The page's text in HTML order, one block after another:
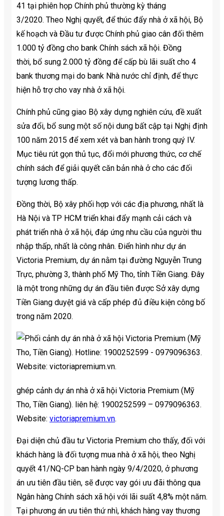
41 tại phiên họp Chính phủ thường kỳ tháng
3/2020. Theo Nghị quyết, để thúc đẩy nhà ở xã hội, Bộ
kế hoạch và Đầu tư được Chính phủ giao cân đối thêm
1.000 tỷ đồng cho bank Chính sách xã hội. Đồng
thời, bổ sung 2.000 tỷ đồng để cấp bù lãi suất cho 4
bank thương mại do bank Nhà nước chỉ định, để thực
hiện hỗ trợ cho vay nhà ở xã hội.
Chính phủ cũng giao Bộ xây dựng nghiên cứu, đề xuất
sửa đổi, bổ sung một số nội dung bất cập tại Nghị định
100 năm 2015 để xem xét và ban hành trong quý IV.
Mục tiêu rút gọn thủ tục, đổi mới phương thức, cơ chế
chính sách để giải quyết căn bản nhà ở cho các đối
tượng lương thấp.
Đồng thời, Bộ xây phối hợp với các địa phương, nhất là
Hà Nội và TP HCM triển khai đẩy mạnh cải cách và
phát triển nhà ở xã hội, đáp ứng nhu cầu của người thu
nhập thấp, nhất là công nhân. Điển hình như dự án
Victoria Premium, dự án nằm tại đường Nguyễn Trung
Trực, phường 3, thành phố Mỹ Tho, tỉnh Tiền Giang. Đây
là một trong những dự án đầu tiên được Sở xây dựng
Tiền Giang duyệt giá và cấp phép đủ điều kiện công bố
trong năm 2020.
ghép cảnh dự án nhà ở xã hội Victoria Premium (Mỹ
Tho, Tiền Giang). liên hệ: 1900252599 – 0979096363.
Website: victoriapremium.vn.
Đại diện chủ đầu tư Victoria Premium cho thấy, đối với
khách hàng là đối tượng mua nhà ở xã hội, theo Nghị
quyết 41/NQ-CP ban hành ngày 9/4/2020, ở phương
án ưu tiên đầu tiên, sẽ được vay gói ưu đãi thông qua
Ngân hàng Chính sách xã hội với lãi suất 4,8% một năm.
Tại phương án ưu tiên thứ nhì, khách hàng vay thương